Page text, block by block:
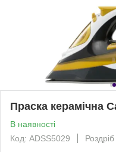
Праска керамічна
В наявності
Код: ADSS5029
Роздріб